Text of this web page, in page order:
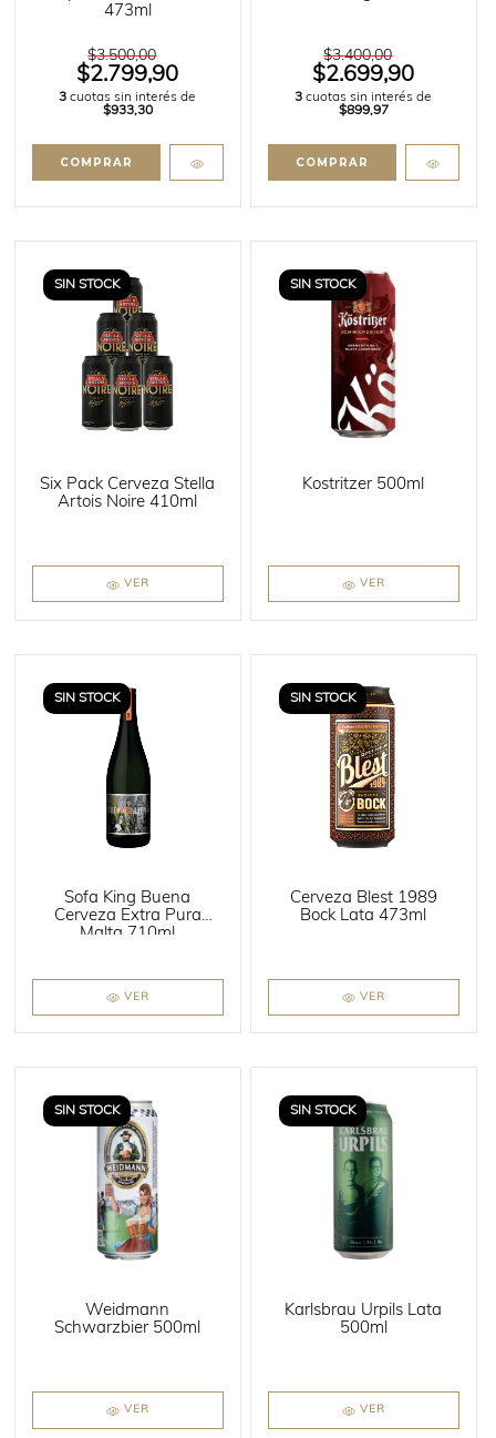
473ml
$3.500,00
$2.799,90
3 cuotas sin interés de
$933,30
$3.400,00
$2.699,90
3 cuotas sin interés de
$899,97
SIN STOCK
Six Pack Cerveza Stella
Artois Noire 410ml
VER
SIN STOCK
Kostritzer 500ml
VER
SIN STOCK
Sofa King Buena
Cerveza Extra Pura
Malta 710ml
VER
SIN STOCK
Cerveza Blest 1989
Bock Lata 473ml
VER
SIN STOCK
Weidmann
Schwarzbier 500ml
VER
SIN STOCK
Karlsbrau Urpils Lata
500ml
VER